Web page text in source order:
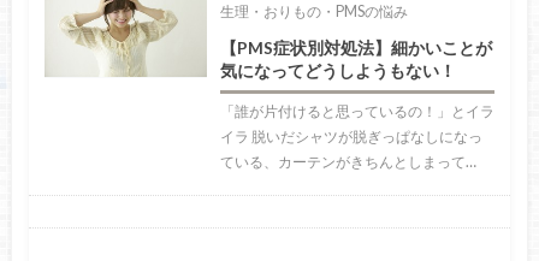
生理・おりもの・PMSの悩み
【PMS症状別対処法】細かいことが
気になってどうしようもない！
「誰が片付けると思っているの！」とイラ
イラ 脱いだシャツが脱ぎっぱなしになっ
ている、カーテンがきちんとしまって…